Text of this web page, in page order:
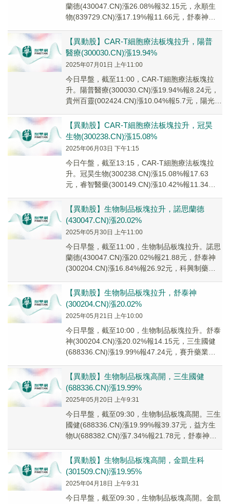
蘭德(430047.CN)漲26.08%報32.15元，永順生
物(839729.CN)漲17.19%報11.66元，舒泰神
【異動股】CAR-T細胞療法板塊拉升，陽普
醫療(300030.CN)漲19.94%
2025年07月01日 上午11:00
今日早盤，截至11:00，CAR-T細胞療法板塊拉
升。陽普醫療(300030.CN)漲19.94%報8.24元，
貴州百靈(002424.CN)漲10.04%報5.7元，陽光諾
【異動股】CAR-T細胞療法板塊拉升，冠昊
生物(300238.CN)漲15.08%
2025年06月03日 下午1:15
今日午盤，截至13:15，CAR-T細胞療法板塊拉
升。冠昊生物(300238.CN)漲15.08%報17.63
元，睿智醫藥(300149.CN)漲10.42%報11.34
【異動股】生物制品板塊拉升，諾思蘭德
(430047.CN)漲20.02%
2025年05月30日 上午11:00
今日早盤，截至11:00，生物制品板塊拉升。諾思
蘭德(430047.CN)漲20.02%報21.88元，舒泰神
(300204.CN)漲16.84%報26.92元，科興制藥
【異動股】生物制品板塊拉升，舒泰神
(300204.CN)漲20.02%
2025年05月21日 上午10:00
今日早盤，截至10:00，生物制品板塊拉升。舒泰
神(300204.CN)漲20.02%報14.15元，三生國健
(688336.CN)漲19.99%報47.24元，賽升藥業
【異動股】生物制品板塊高開，三生國健
(688336.CN)漲19.99%
2025年05月20日 上午9:31
今日早盤，截至09:30，生物制品板塊高開。三生
國健(688336.CN)漲19.99%報39.37元，益方生
物U(688382.CN)漲7.34%報21.78元，舒泰神
【異動股】生物制品板塊高開，金凱生科
(301509.CN)漲19.95%
2025年04月18日 上午9:31
今日早盤，截至09:30，生物制品板塊高開。金凱